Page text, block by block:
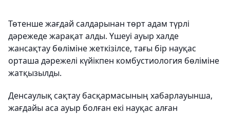
Төтенше жағдай салдарынан төрт адам түрлі
дәрежеде жарақат алды. Үшеуі ауыр халде
жансақтау бөліміне жеткізілсе, тағы бір науқас
орташа дәрежелі күйікпен комбустиология бөліміне
жатқызылды.
Денсаулық сақтау басқармасының хабарлауынша,
жағдайы аса ауыр болған екі науқас алған